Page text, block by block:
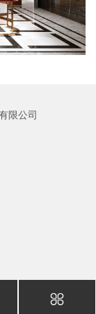
限公司